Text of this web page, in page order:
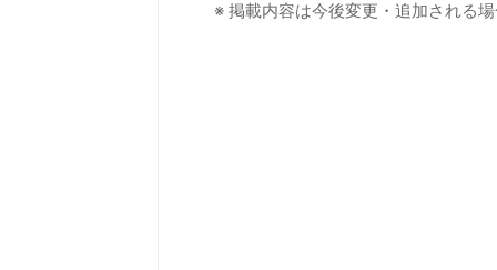
※ 掲載内容は今後変更・追加される場